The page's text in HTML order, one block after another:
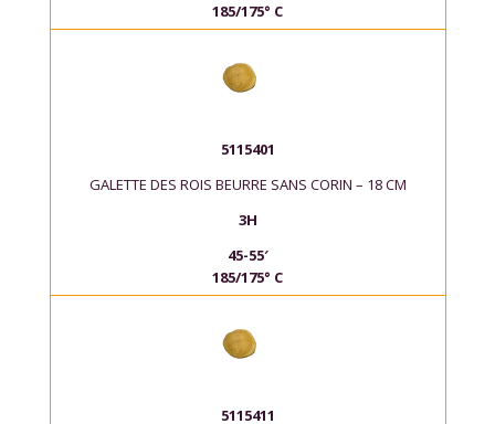
185/175° C
5115401
GALETTE DES ROIS BEURRE SANS CORIN – 18 CM
3H
45-55′
185/175° C
5115411